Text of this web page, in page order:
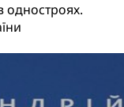
одностроях.